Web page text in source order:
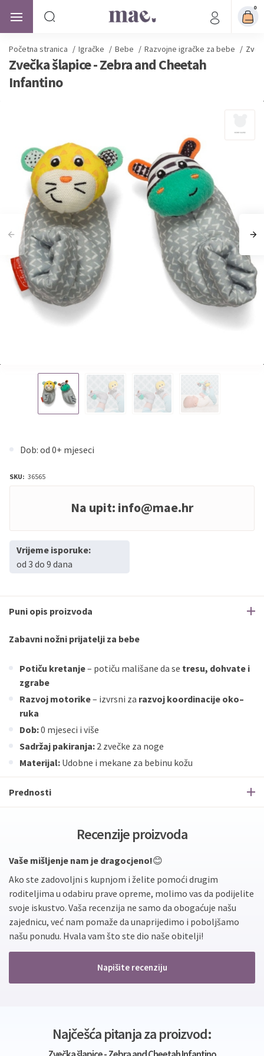
0
Početna stranica / Igračke / Bebe / Razvojne igračke za bebe /
Zvečka šlapice - Zebra and Cheetah
Infantino
Dob: od 0+ mjeseci
SKU: 36565
Na upit: info@mae.hr
Vrijeme isporuke:
od 3 do 9 dana
Puni opis proizvoda
Zabavni nožni prijatelji za bebe
Potiču kretanje– potiču mališane da se tresu, dohvate i
zgrabe
Razvoj motorike– izvrsni za razvoj koordinacije oko–
ruka
Dob:0 mjeseci i više
Sadržaj pakiranja: 2 zvečke za noge
Materijal: Udobne i mekane za bebinu kožu
Prednosti
Recenzije proizvoda
Vaše mišljenje nam je dragocjeno!😊
Ako ste zadovoljni s kupnjom i želite pomoći drugim
roditeljima u odabiru prave opreme, molimo vas da podijelite
svoje iskustvo. Vaša recenzija ne samo da obogaćuje našu
zajednicu, već nam pomaže da unaprijedimo i poboljšamo
našu ponudu. Hvala vam što ste dio naše obitelji!
Napišite recenziju
Najčešća pitanja za proizvod: